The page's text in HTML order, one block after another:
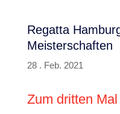
Regatta
Meisterschaften
28 . Feb. 2021
Zum dritten